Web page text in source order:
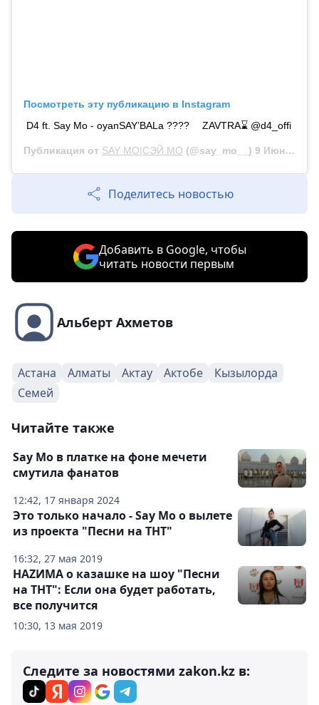
Посмотреть эту публикацию в Instagram
D4 ft. Say Mo - oyanSAY’BALa ???? ⠀ ZAVTRA⌛️ @d4_offi
Публикация от SAY MO|СЭЙ МО (@say_mo__) 9 Июн 2019 в 8:10 PDT
Поделитесь новостью
Добавить в Google, чтобы
читать новости первым
Альберт Ахметов
Астана Алматы Актау Актобе
Кызылорда
Семей
Читайте также
12:42, 17 января 2024
Say Mo в платке на фоне мечети
смутила фанатов
16:32, 27 мая 2019
Это только начало - Say Mo о вылете
из проекта "Песни на ТНТ"
10:30, 13 мая 2019
НАZИМА о казашке на шоу "Песни
на ТНТ": Если она будет работать,
все получится
Следите за новостями zakon.kz в: